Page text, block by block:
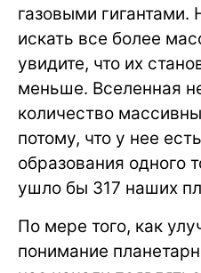
газовыми гигантами.
искать все более
увидите, что их
меньше. Вселенная
количество
потому, что у нее
образования одного
ушло бы 317 наших
По мере того, как
понимание